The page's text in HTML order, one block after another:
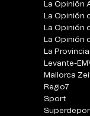
La Opinión
La Opinión
La Opinión
La Opinión
La Provincia
Levante-
Mallorca
Regio7
Sport